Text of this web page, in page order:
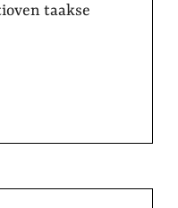
taakse